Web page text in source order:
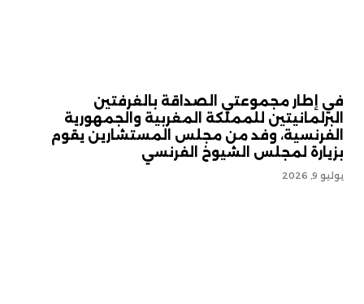
في إطار مجموعتي الصداقة بالغرفتين
البرلمانيتين للمملكة المغربية والجمهورية
الفرنسية، وفد من مجلس المستشارين يقوم
بزيارة لمجلس الشيوخ الفرنسي
يوليو 9, 2026